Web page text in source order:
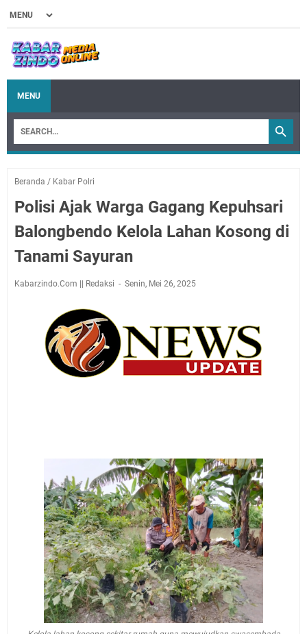
MENU
Beranda / Kabar Polri
Polisi Ajak Warga Gagang Kepuhsari
Balongbendo Kelola Lahan Kosong di
Tanami Sayuran
Kabarzindo.Com || Redaksi Senin, Mei 26, 2025